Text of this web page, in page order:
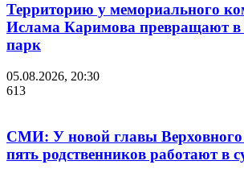
Территорию у мемориального
Ислама Каримова превращают
парк
05.08.2026, 20:30
613
СМИ: У новой главы Верховного
пять родственников работают в